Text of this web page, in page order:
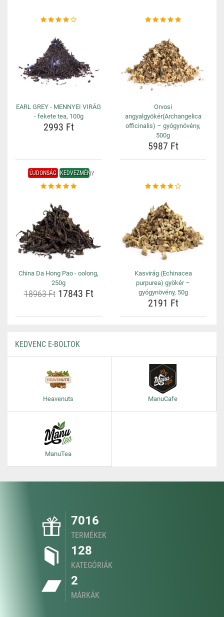
EARL GREY - MENNYEI VIRÁG
- fekete tea, 100g
2993 Ft
Orvosi
angyalgyökér(Archangelica
officinalis) – gyógynövény,
500g
5987 Ft
ÚJDONSÁG KEDVEZMÉNY
China Da Hong Pao - oolong,
250g
18963 Ft17843 Ft
Kasvirág (Echinacea
purpurea) gyökér –
gyógynövény, 50g
2191 Ft
KEDVENC E-BOLTOK
Heavenuts ManuCafe
ManuTea
7016
TERMÉKEK
128
KATEGÓRIÁK
2
MÁRKÁK